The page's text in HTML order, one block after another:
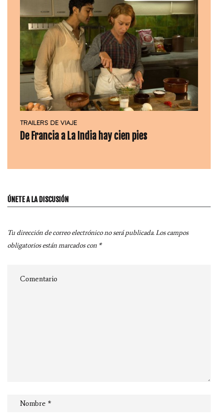
TRAILERS DE VIAJE
De Francia a La India hay cien pies
ÚNETE A LA DISCUSIÓN
Tu dirección de correo electrónico no será publicada.Los campos
obligatorios están marcados con *